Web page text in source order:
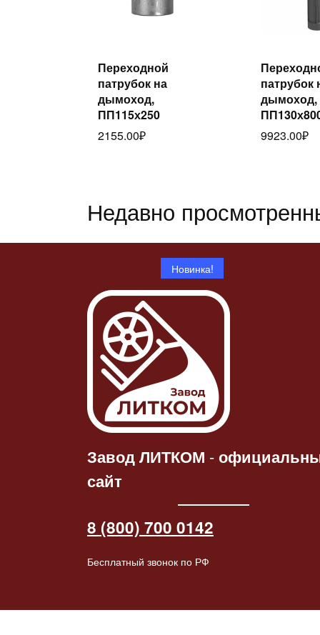
Читать
далее
Переходной
патрубок на
дымоход,
ПП115х250
2155.00₽
патрубок
дымоход,
9923.00₽
Недавно
Читать
далее
Новинка!
Статуэтка «Конь-
барабанщик»
2264.00₽
Завод ЛИТКОМ -
сайт
8 (800) 700 0142
Бесплатный звонок по РФ